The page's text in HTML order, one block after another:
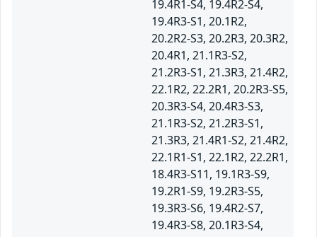
19.4R1-S4, 19.4R2-S4,
19.4R3-S1, 20.1R2,
20.2R2-S3, 20.2R3, 20.3R2,
20.4R1, 21.1R3-S2,
21.2R3-S1, 21.3R3, 21.4R2,
22.1R2, 22.2R1, 20.2R3-S5,
20.3R3-S4, 20.4R3-S3,
21.1R3-S2, 21.2R3-S1,
21.3R3, 21.4R1-S2, 21.4R2,
22.1R1-S1, 22.1R2, 22.2R1,
18.4R3-S11, 19.1R3-S9,
19.2R1-S9, 19.2R3-S5,
19.3R3-S6, 19.4R2-S7,
19.4R3-S8, 20.1R3-S4,